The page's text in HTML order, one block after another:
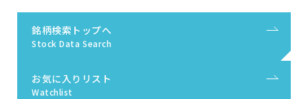
銘柄検索トップへ
Stock Data Search
お気に入りリスト
Watchlist